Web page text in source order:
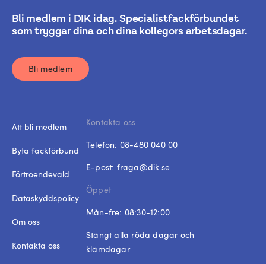
Bli medlem i DIK idag. Specialistfackförbundet
som tryggar dina och dina kollegors arbetsdagar.
Bli medlem
Att bli medlem
Byta fackförbund
Förtroendevald
Dataskyddspolicy
Om oss
Kontakta oss
Kontakta oss
Telefon: 08-480 040 00
E-post: fraga@dik.se
Öppet
Mån-fre: 08:30-12:00
Stängt alla röda dagar och
klämdagar